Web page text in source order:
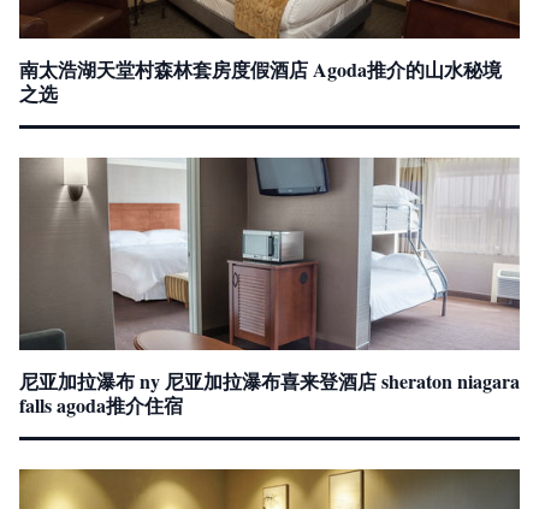
南太浩湖天堂村森林套房度假酒店 Agoda推介的山水秘境
之选
尼亚加拉瀑布 ny 尼亚加拉瀑布喜来登酒店 sheraton niagara
falls agoda推介住宿